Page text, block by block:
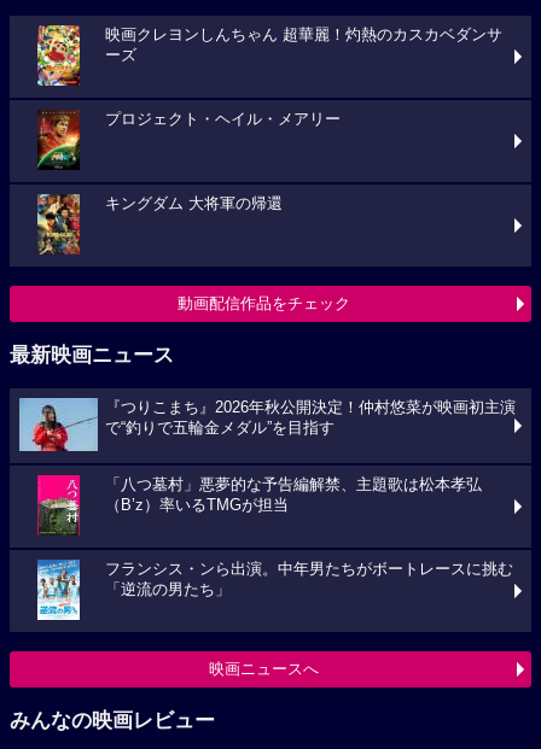
映画クレヨンしんちゃん 超華麗！灼熱のカスカベダンサ
ーズ
プロジェクト・ヘイル・メアリー
キングダム 大将軍の帰還
動画配信作品をチェック
最新映画ニュース
『つりこまち』2026年秋公開決定！仲村悠菜が映画初主演
で“釣りで五輪金メダル”を目指す
「八つ墓村」悪夢的な予告編解禁、主題歌は松本孝弘
（B’z）率いるTMGが担当
フランシス・ンら出演。中年男たちがボートレースに挑む
「逆流の男たち」
映画ニュースへ
みんなの映画レビュー